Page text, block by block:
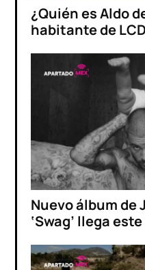
¿Quién es Aldo
habitante de
Nuevo álbum de
‘Swag’ llega